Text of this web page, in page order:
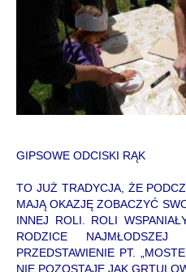
GIPSOWE ODCISKI RĄK
TO JUŻ TRADYCJA, ŻE
MAJĄ OKAZJĘ ZOBACZYĆ
INNEJ ROLI. ROLI
RODZICE NAJMŁODSZEJ
PRZEDSTAWIENIE PT.
NIE POZOSTAJE JAK